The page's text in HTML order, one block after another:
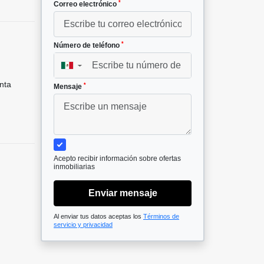
Correo electrónico *
Número de teléfono *
▼
Mensaje *
Acepto recibir información sobre ofertas
inmobiliarias
Enviar mensaje
Al enviar tus datos aceptas los Términos de
servicio y privacidad